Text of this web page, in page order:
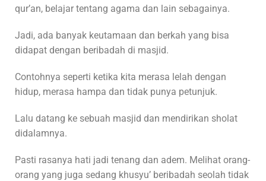
qur’an, belajar tentang agama dan lain sebagainya.
Jadi, ada banyak keutamaan dan berkah yang bisa
didapat dengan beribadah di masjid.
Contohnya seperti ketika kita merasa lelah dengan
hidup, merasa hampa dan tidak punya petunjuk.
Lalu datang ke sebuah masjid dan mendirikan sholat
didalamnya.
Pasti rasanya hati jadi tenang dan adem. Melihat orang-
orang yang juga sedang khusyu’ beribadah seolah tidak